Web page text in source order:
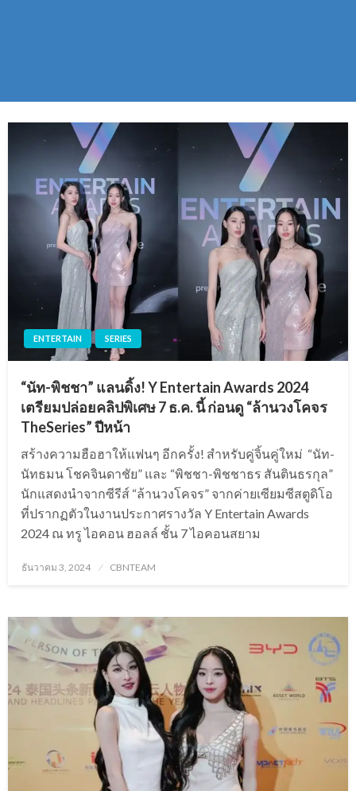
ENTERTAIN SERIES
“นัท-พิชชา” แลนดิ้ง! Y Entertain Awards 2024
เตรียมปล่อยคลิปพิเศษ 7 ธ.ค. นี้ ก่อนดู “ล้านวงโคจร
TheSeries” ปีหน้า
สร้างความฮือฮาให้แฟนๆ อีกครั้ง! สำหรับคู่จิ้นคู่ใหม่ “นัท-
นัทธมน โชคจินดาชัย” และ “พิชชา-พิชชาธร สันตินธรกุล”
นักแสดงนำจากซีรีส์ “ล้านวงโคจร” จากค่ายเซียมซีสตูดิโอ
ที่ปรากฏตัวในงานประกาศรางวัล Y Entertain Awards
2024 ณ ทรู ไอคอน ฮอลล์ ชั้น 7 ไอคอนสยาม
Posted
ธันวาคม 3, 2024 CBNTEAM